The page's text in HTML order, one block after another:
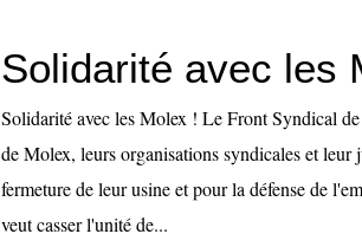
Solidarité avec les
Solidarité avec les Molex ! Le Front Syndical
de Molex, leurs organisations syndicales et leur
fermeture de leur usine et pour la défense de
veut casser l'unité de...